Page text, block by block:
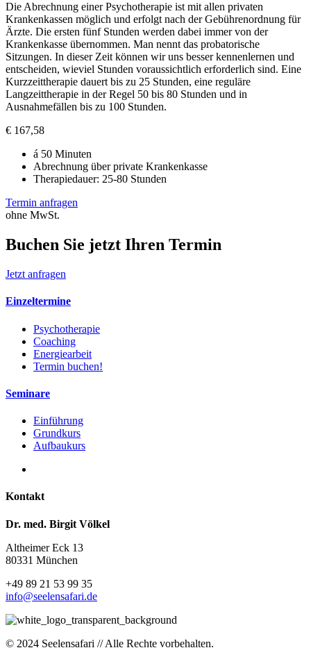
Die Abrechnung einer Psychotherapie ist mit allen privaten
Krankenkassen möglich und erfolgt nach der Gebührenordnung für
Ärzte. Die ersten fünf Stunden werden dabei immer von der
Krankenkasse übernommen. Man nennt das probatorische
Sitzungen. In dieser Zeit können wir uns besser kennenlernen und
entscheiden, wieviel Stunden voraussichtlich erforderlich sind. Eine
Kurzzeittherapie dauert bis zu 25 Stunden, eine reguläre
Langzeittherapie in der Regel 50 bis 80 Stunden und in
Ausnahmefällen bis zu 100 Stunden.
€ 167,58
á 50 Minuten
Abrechnung über private Krankenkasse
Therapiedauer: 25-80 Stunden
Termin anfragen
ohne MwSt.
Buchen Sie jetzt Ihren Termin
Jetzt anfragen
Einzeltermine
Psychotherapie
Coaching
Energiearbeit
Termin buchen!
Seminare
Einführung
Grundkurs
Aufbaukurs
Kontakt
Dr. med. Birgit Völkel
Altheimer Eck 13
80331 München
+49 89 21 53 99 35
info@seelensafari.de
© 2024 Seelensafari // Alle Rechte vorbehalten.